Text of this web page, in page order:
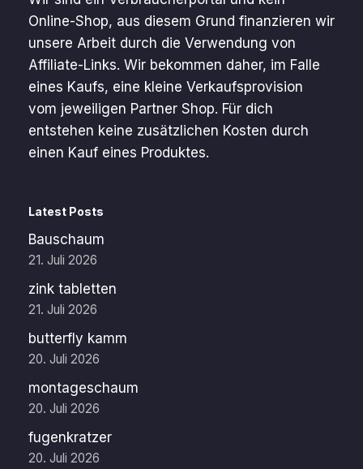
Online-Shop, aus diesem Grund finanzieren wir
unsere Arbeit durch die Verwendung von
Affiliate-Links. Wir bekommen daher, im Falle
eines Kaufs, eine kleine Verkaufsprovision
vom jeweiligen Partner Shop. Für dich
entstehen keine zusätzlichen Kosten durch
einen Kauf eines Produktes.
Latest Posts
Bauschaum
21. Juli 2026
zink tabletten
21. Juli 2026
butterfly kamm
20. Juli 2026
montageschaum
20. Juli 2026
fugenkratzer
20. Juli 2026